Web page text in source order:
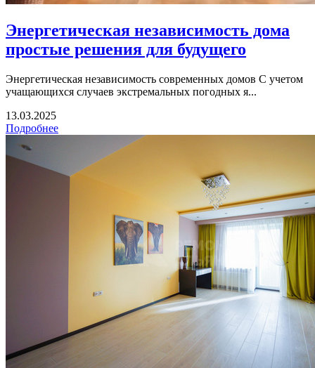
Энергетическая независимость дома
простые решения для будущего
Энергетическая независимость современных домов С учетом
учащающихся случаев экстремальных погодных я...
13.03.2025
Подробнее